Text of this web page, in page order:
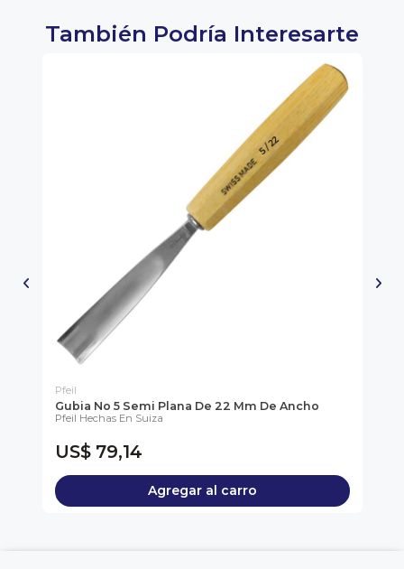
También Podría Interesarte
Pfeil
Gubia No 5 Semi Plana De 22 Mm De Ancho
Pfeil Hechas En Suiza
US$ 79,14
Agregar al carro